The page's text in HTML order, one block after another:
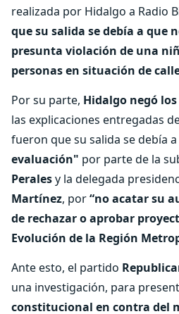
realizada por Hidalgo a Radio
que su salida se debía a que
presunta violación de una
personas en situación de
Por su parte, Hidalgo negó
las explicaciones entregadas
fueron que su salida se debía
evaluación" por parte de la
Peralesy la delegada
Martínez, por“no acatar su
de rechazar o aprobar
Evolución de la Región
Ante esto, el partido
una investigación, para
constitucional en contra del